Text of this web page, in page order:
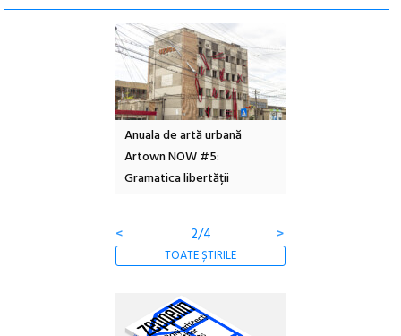
Anuala de artă urbană
Artown NOW #5:
Gramatica libertății
< 2/4 >
TOATE ȘTIRILE